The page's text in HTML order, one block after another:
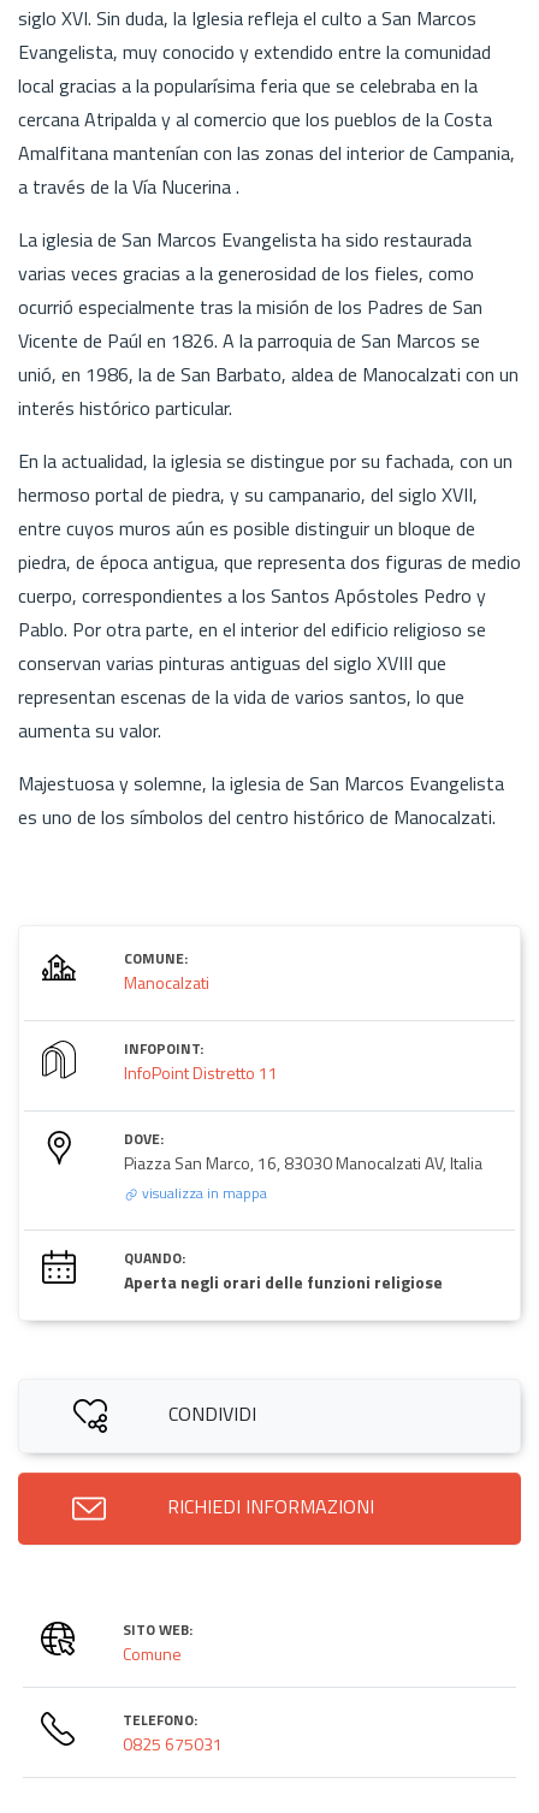
siglo XVI. Sin duda, la Iglesia refleja el culto a San Marcos
Evangelista, muy conocido y extendido entre la comunidad
local gracias a la popularísima feria que se celebraba en la
cercana Atripalda y al comercio que los pueblos de la Costa
Amalfitana mantenían con las zonas del interior de Campania,
a través de la Vía Nucerina .
La iglesia de San Marcos Evangelista ha sido restaurada
varias veces gracias a la generosidad de los fieles, como
ocurrió especialmente tras la misión de los Padres de San
Vicente de Paúl en 1826. A la parroquia de San Marcos se
unió, en 1986, la de San Barbato, aldea de Manocalzati con un
interés histórico particular.
En la actualidad, la iglesia se distingue por su fachada, con un
hermoso portal de piedra, y su campanario, del siglo XVII,
entre cuyos muros aún es posible distinguir un bloque de
piedra, de época antigua, que representa dos figuras de medio
cuerpo, correspondientes a los Santos Apóstoles Pedro y
Pablo. Por otra parte, en el interior del edificio religioso se
conservan varias pinturas antiguas del siglo XVIII que
representan escenas de la vida de varios santos, lo que
aumenta su valor.
Majestuosa y solemne, la iglesia de San Marcos Evangelista
es uno de los símbolos del centro histórico de Manocalzati.
COMUNE:
Manocalzati
INFOPOINT:
InfoPoint Distretto 11
DOVE:
Piazza San Marco, 16, 83030 Manocalzati AV, Italia
visualizza in mappa
QUANDO:
Aperta negli orari delle funzioni religiose
CONDIVIDI
RICHIEDI INFORMAZIONI
SITO WEB:
Comune
TELEFONO:
0825 675031